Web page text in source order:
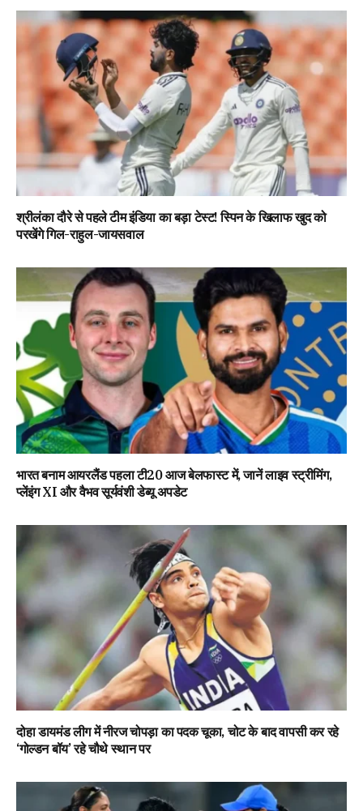
श्रीलंका दौरे से पहले टीम इंडिया का बड़ा टेस्ट! स्पिन के खिलाफ खुद को
परखेंगे गिल-राहुल-जायसवाल
भारत बनाम आयरलैंड पहला टी20 आज बेलफास्ट में, जानें लाइव स्ट्रीमिंग,
प्लेंइंग XI और वैभव सूर्यवंशी डेब्यू अपडेट
दोहा डायमंड लीग में नीरज चोपड़ा का पदक चूका, चोट के बाद वापसी कर रहे
‘गोल्डन बॉय’ रहे चौथे स्थान पर